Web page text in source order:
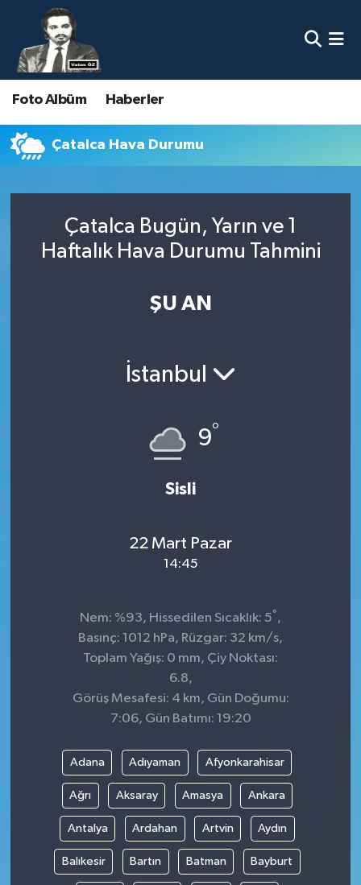
Foto Albüm Haberler
Çatalca Hava Durumu
Çatalca Bugün, Yarın ve 1
Haftalık Hava Durumu Tahmini
ŞU AN
İstanbul
9°
Sisli
22 Mart Pazar
14:45
Nem: %93, Hissedilen Sıcaklık: 5° ,
Basınç: 1012 hPa, Rüzgar: 32 km/s,
Toplam Yağış: 0 mm, Çiy Noktası:
6.8,
Görüş Mesafesi: 4 km, Gün Doğumu:
7:06, Gün Batımı: 19:20
Adana Adıyaman Afyonkarahisar
Ağrı Aksaray Amasya Ankara
Antalya Ardahan Artvin Aydın
Balıkesir Bartın Batman Bayburt
Nöbetçi Eczaneler
Hava Durumu
Namaz Vakitleri
Süper Lig Puan Durumu ve Fikstür
Son Dakika Haberleri